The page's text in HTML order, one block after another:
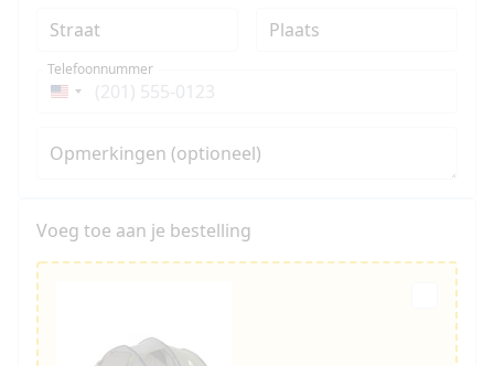
Straat Plaats
Verenigde
+1
Telefoonnummer
Opmerkingen (optioneel)
Voeg toe aan je bestelling